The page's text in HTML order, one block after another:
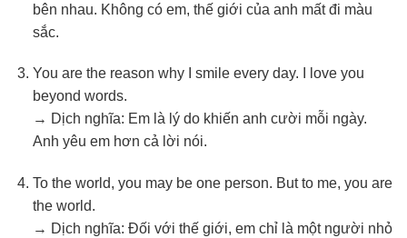
bên nhau. Không có em, thế giới của anh mất đi màu
sắc.
You are the reason why I smile every day. I love you
beyond words.
→ Dịch nghĩa: Em là lý do khiến anh cười mỗi ngày.
Anh yêu em hơn cả lời nói.
To the world, you may be one person. But to me, you are
the world.
→ Dịch nghĩa: Đối với thế giới, em chỉ là một người nhỏ